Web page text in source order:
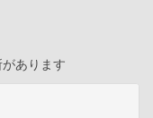
あります